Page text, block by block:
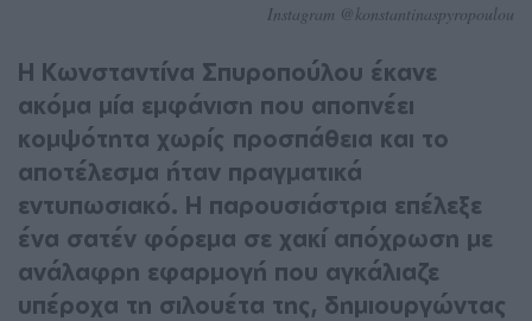
Instagram @konstantinaspyropoulou
Η Κωνσταντίνα Σπυροπούλου έκανε
ακόμα μία εμφάνιση που αποπνέει
κομψότητα χωρίς προσπάθεια και το
αποτέλεσμα ήταν πραγματικά
εντυπωσιακό. Η παρουσιάστρια επέλεξε
ένα σατέν φόρεμα σε χακί απόχρωση με
ανάλαφρη εφαρμογή που αγκάλιαζε
υπέροχα τη σιλουέτα της, δημιουργώντας